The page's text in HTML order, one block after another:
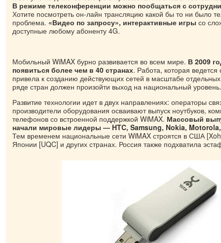
В режиме телеконференции можно пообщаться с
Хотите посмотреть он-лайн трансляцию какой бы то ни было
проблема. «Видео по запросу», интерактивные игры со
доступные любому абоненту 4G.
Мобильный WiMAX бурно развивается во всем мире. В 2009
появиться более чем в 40 странах. Работа, которая
привела к созданию действующих сетей в масштабе
ряде стран должен произойти выход на национальный уровень.
Развитие технологии идет в двух направлениях: операторы
производители оборудования осваивают выпуск ноутбуков,
телефонов со встроенной поддержкой WiMAX. Массовый
начали мировые лидеры — HTC, Samsung, Nokia,
Тем временем национальные сети WiMAX строятся в США
Японии [UQC] и других странах. Россия также подхватила